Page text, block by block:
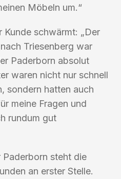
Möbeln um.“
Kunde schwärmt: „Der
Triesenberg war
Paderborn absolut
waren nicht nur schnell
sondern hatten auch
meine Fragen und
rundum gut
Paderborn steht die
an erster Stelle.